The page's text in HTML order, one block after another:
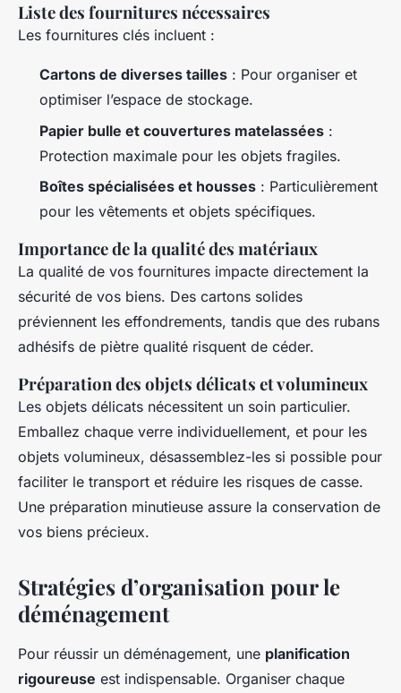
Liste des fournitures nécessaires
Les fournitures clés incluent :
Cartons de diverses tailles : Pour organiser et
optimiser l’espace de stockage.
Papier bulle et couvertures matelassées :
Protection maximale pour les objets fragiles.
Boîtes spécialisées et housses : Particulièrement
pour les vêtements et objets spécifiques.
Importance de la qualité des matériaux
La qualité de vos fournitures impacte directement la
sécurité de vos biens. Des cartons solides
préviennent les effondrements, tandis que des rubans
adhésifs de piètre qualité risquent de céder.
Préparation des objets délicats et volumineux
Les objets délicats nécessitent un soin particulier.
Emballez chaque verre individuellement, et pour les
objets volumineux, désassemblez-les si possible pour
faciliter le transport et réduire les risques de casse.
Une préparation minutieuse assure la conservation de
vos biens précieux.
Stratégies d’organisation pour le
déménagement
Pour réussir un déménagement, une planification
rigoureuse est indispensable. Organiser chaque